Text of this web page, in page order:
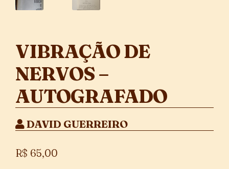
VIBRAÇÃO DE
NERVOS –
AUTOGRAFADO
DAVID GUERREIRO
R$ 65,00